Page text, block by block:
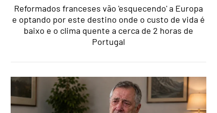
Reformados franceses vão 'esquecendo' a Europa
e optando por este destino onde o custo de vida é
baixo e o clima quente a cerca de 2 horas de
Portugal